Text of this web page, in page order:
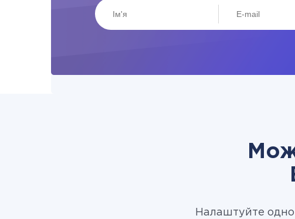
Налаштуйте